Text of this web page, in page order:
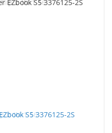
S5 3376125-2S